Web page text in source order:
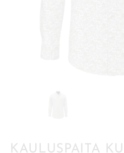
KAULUSPAITA